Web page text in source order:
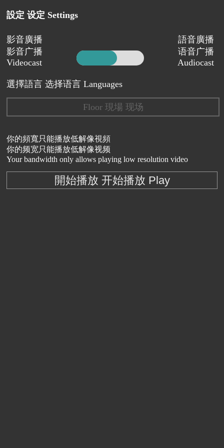
設定 设定 Settings
影音廣播
影音广播
Videocast
語音廣播
语音广播
Audiocast
選擇語言 选择语言 Languages
Floor 現場 现场
你的頻寬只能播放低解像視頻
你的频宽只能播放低解像视频
Your bandwidth only allows playing low resolution video
開始播放 开始播放 Play